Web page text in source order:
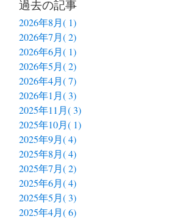
過去の記事
2026年8月( 1)
2026年7月( 2)
2026年6月( 1)
2026年5月( 2)
2026年4月( 7)
2026年1月( 3)
2025年11月( 3)
2025年10月( 1)
2025年9月( 4)
2025年8月( 4)
2025年7月( 2)
2025年6月( 4)
2025年5月( 3)
2025年4月( 6)